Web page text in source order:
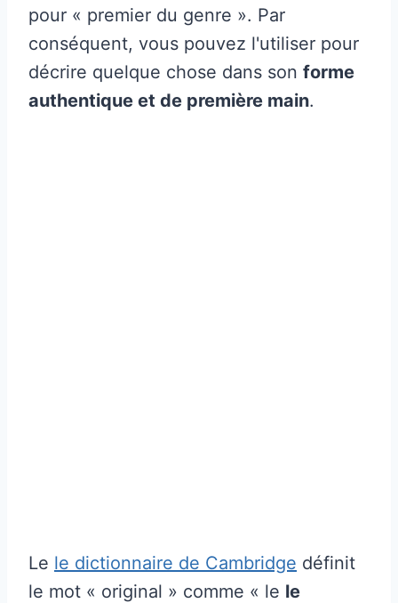
pour « premier du genre ». Par
conséquent, vous pouvez l'utiliser pour
décrire quelque chose dans son forme
authentique et de première main.
Le le dictionnaire de Cambridge définit
le mot « original » comme « le le